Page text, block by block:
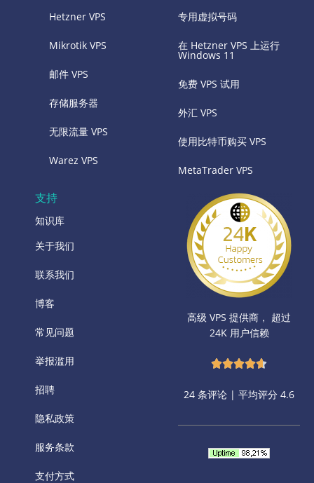
Hetzner VPS
Mikrotik VPS
邮件 VPS
存储服务器
无限流量 VPS
Warez VPS
专用虚拟号码
在 Hetzner VPS 上运行
Windows 11
免费 VPS 试用
外汇 VPS
使用比特币购买 VPS
MetaTrader VPS
支持
知识库
关于我们
联系我们
博客
常见问题
举报滥用
招聘
隐私政策
服务条款
支付方式
高级 VPS 提供商， 超过
24K 用户信赖
24 条评论 | 平均评分 4.6